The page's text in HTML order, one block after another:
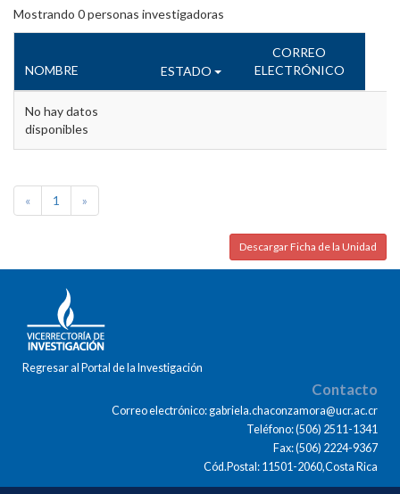
Mostrando 0personas investigadoras
NOMBRE ESTADO
CORREO
ELECTRÓNICO
No hay datos
disponibles
« 1 »
Descargar Ficha de la Unidad
Regresar al Portal de la Investigación
Contacto
Correo electrónico: gabriela.chaconzamora@ucr.ac.cr
Teléfono: (506) 2511-1341
Fax: (506) 2224-9367
Cód.Postal: 11501-2060,Costa Rica